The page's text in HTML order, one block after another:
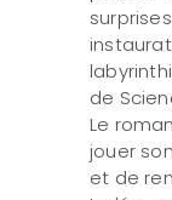
de
Le
jouer
et de